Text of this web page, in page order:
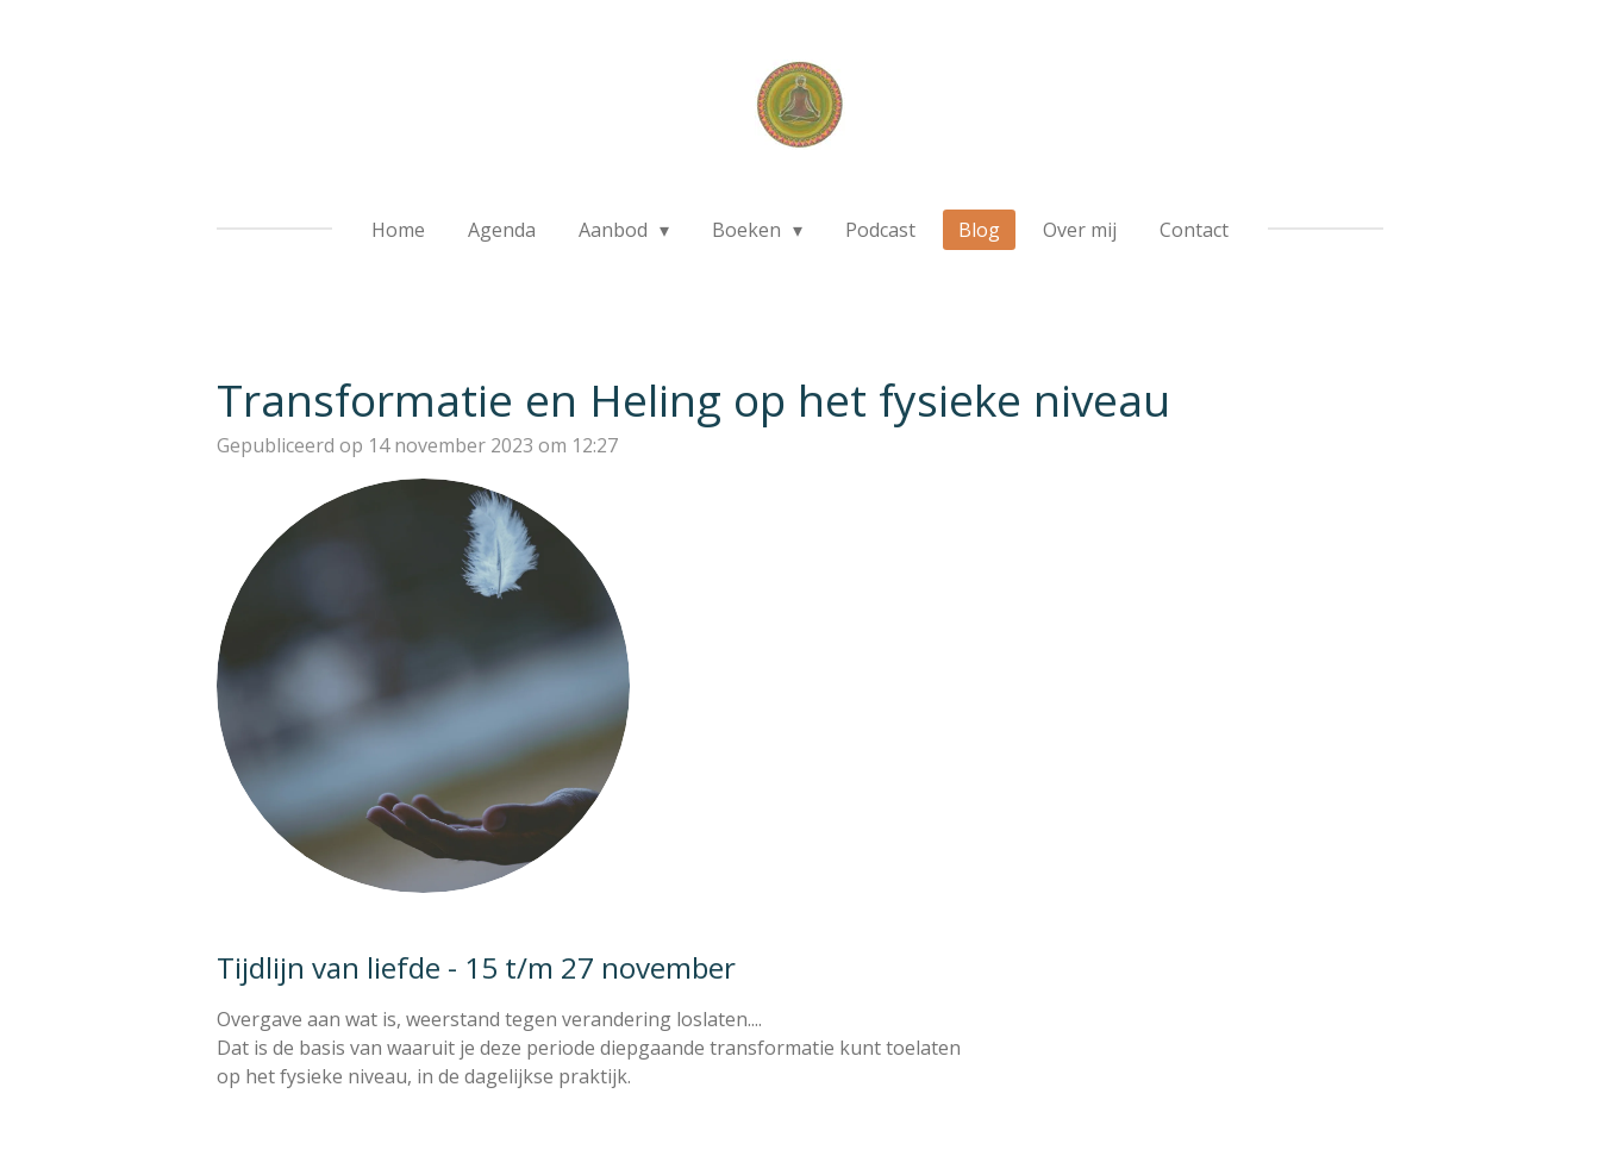
Home Agenda Aanbod Boeken Podcast Blog Over mij Contact
Transformatie en Heling op het fysieke niveau
Gepubliceerd op 14 november 2023 om 12:27
Tijdlijn van liefde - 15 t/m 27 november
Overgave aan wat is, weerstand tegen verandering loslaten....
Dat is de basis van waaruit je deze periode diepgaande transformatie kunt toelaten
op het fysieke niveau, in de dagelijkse praktijk.